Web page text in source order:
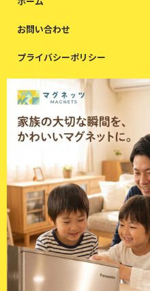
お問い合わせ
プライバシーポリシー